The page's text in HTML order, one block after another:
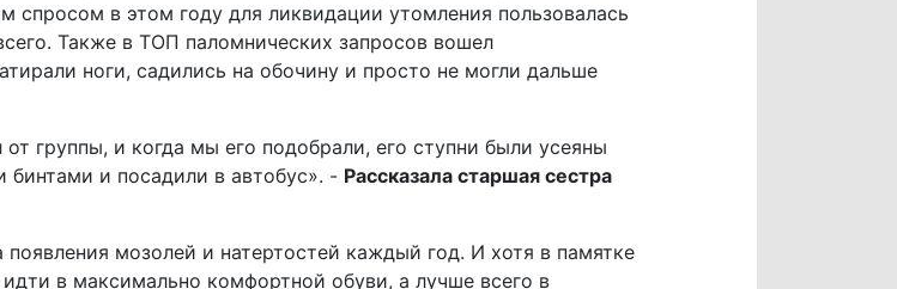
в этом году для ликвидации утомления пользовалась
Также в ТОП паломнических запросов вошел
ноги, садились на обочину и просто не могли дальше
группы, и когда мы его подобрали, его ступни были усеяны
и посадили в автобус». - Рассказала старшая сестра
мозолей и натертостей каждый год. И хотя в памятке
в максимально комфортной обуви, а лучше всего в